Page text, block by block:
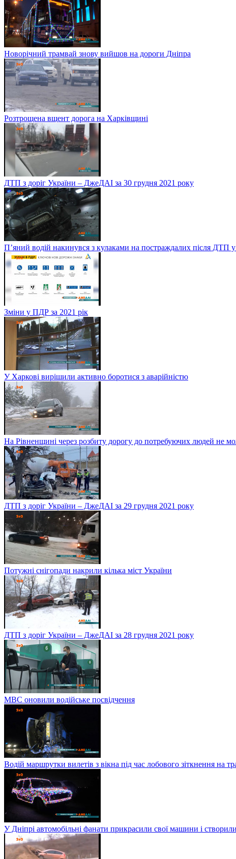
Новорічний трамвай знову вийшов на дороги Дніпра
Розтрощена вщент дорога на Харківщині
ДТП з доріг України – ДжеДАІ за 30 грудня 2021 року
П’яний водій накинувся з кулаками на постраждалих після ДТП
Зміни у ПДР за 2021 рік
У Харкові вирішили активно боротися з аварійністю
На Рівненщині через розбиту дорогу до потребуючих людей не
ДТП з доріг України – ДжеДАІ за 29 грудня 2021 року
Потужні снігопади накрили кілька міст України
ДТП з доріг України – ДжеДАІ за 28 грудня 2021 року
МВС оновили водійське посвідчення
Водій маршрутки вилетів з вікна під час лобового зіткнення на
У Дніпрі автомобільні фанати прикрасили свої машини і